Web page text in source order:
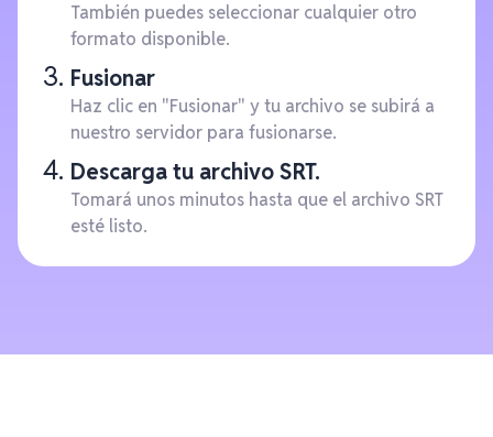
También puedes seleccionar cualquier otro
formato disponible.
Fusionar
Haz clic en "Fusionar" y tu archivo se subirá a
nuestro servidor para fusionarse.
Descarga tu archivo SRT.
Tomará unos minutos hasta que el archivo SRT
esté listo.